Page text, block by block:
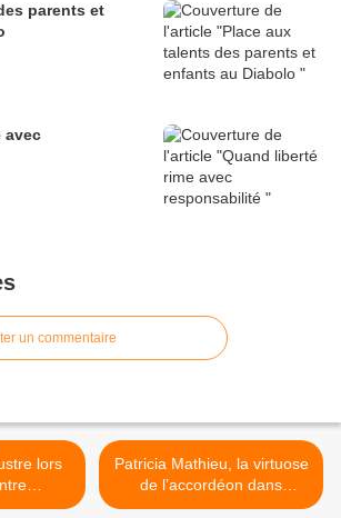
parents et
avec
un commentaire
de
Patricia Mathieu, la virtuose
de l’accordéon dans
l’Hexagone >